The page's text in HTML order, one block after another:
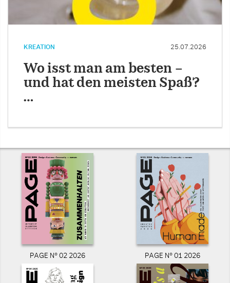
KREATION 25.07.2026
Wo isst man am besten –
und hat den meisten Spaß?
…
PAGE N° 02 2026 PAGE N° 01 2026